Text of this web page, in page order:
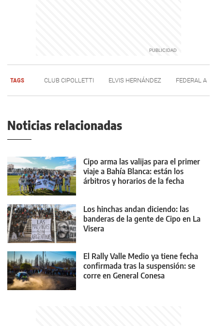
TAGS CLUB CIPOLLETTI ELVIS HERNÁNDEZ FEDERAL A
Noticias relacionadas
Cipo arma las valijas para el primer
viaje a Bahía Blanca: están los
árbitros y horarios de la fecha
Los hinchas andan diciendo: las
banderas de la gente de Cipo en La
Visera
El Rally Valle Medio ya tiene fecha
confirmada tras la suspensión: se
corre en General Conesa